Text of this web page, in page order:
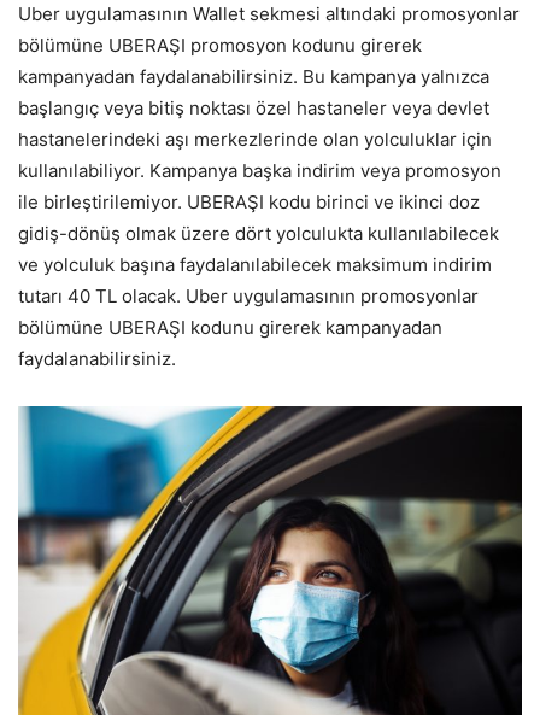
Uber uygulamasının Wallet sekmesi altındaki promosyonlar
bölümüne UBERAŞI promosyon kodunu girerek
kampanyadan faydalanabilirsiniz. Bu kampanya yalnızca
başlangıç veya bitiş noktası özel hastaneler veya devlet
hastanelerindeki aşı merkezlerinde olan yolculuklar için
kullanılabiliyor. Kampanya başka indirim veya promosyon
ile birleştirilemiyor. UBERAŞI kodu birinci ve ikinci doz
gidiş-dönüş olmak üzere dört yolculukta kullanılabilecek
ve yolculuk başına faydalanılabilecek maksimum indirim
tutarı 40 TL olacak. Uber uygulamasının promosyonlar
bölümüne UBERAŞI kodunu girerek kampanyadan
faydalanabilirsiniz.